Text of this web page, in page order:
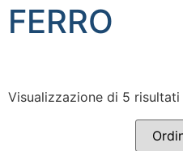
FERRO
Inizia a digitare per
Visualizzazione di 5 risultati